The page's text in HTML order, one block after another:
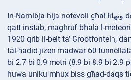
In-Namibja hija notevoli għal kونها dar tal-akbar meteorite li
qatt instab, magħruf bħala l-
1920 qrib il-belt ta’ Grootfontein,
tal-ħadid jiżen madwar 60
bi 2.7 bi 0.9 metri (8.9 bi 8.9 bi 2.9
huwa uniku mhux biss għad-daqs